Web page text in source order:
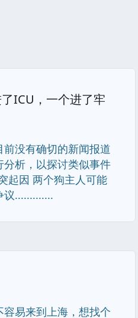
ICU，一个进了牢
没有确切的新闻报道
析，以探讨类似事件
起因 两个狗主人可能
议.............
易来到上海，想找个